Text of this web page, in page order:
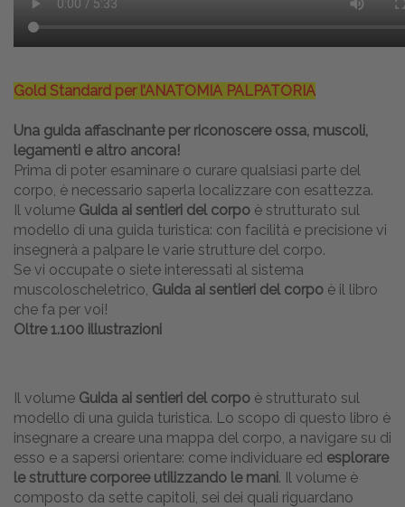
Gold Standard per l’ANATOMIA PALPATORIA
Una guida affascinante per riconoscere ossa, muscoli,
legamenti e altro ancora!
Prima di poter esaminare o curare qualsiasi parte del
corpo, è necessario saperla localizzare con esattezza.
Il volume Guida ai sentieri del corpo è strutturato sul
modello di una guida turistica: con facilità e precisione vi
insegnerà a palpare le varie strutture del corpo.
Se vi occupate o siete interessati al sistema
muscoloscheletrico, Guida ai sentieri del corpo è il libro
che fa per voi!
Oltre 1.100 illustrazioni
Il volume Guida ai sentieri del corpo è strutturato sul
modello di una guida turistica. Lo scopo di questo libro è
insegnare a creare una mappa del corpo, a navigare su di
esso e a sapersi orientare: come individuare ed esplorare
le strutture corporee utilizzando le mani . Il volume è
composto da sette capitoli, sei dei quali riguardano